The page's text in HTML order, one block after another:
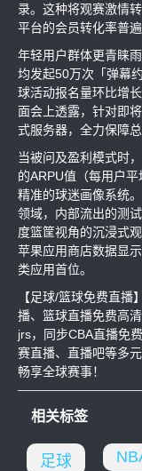
录。这种将观赛激情
平台的会员转化率普
年轻用户群体更青睐
均发起50万次「弹幕
球活动报名量环比增
面会上透露，针对即
式服务器，全力保障
当被问及盈利模式时
的ARPU值（每用户
精准的球迷画像系统
领域，内部流出的测
度篮筐视角的沉浸式
苹果应用商店数据显
类应用首位。
【足球/篮球免费直
播、篮球直播免费高
jrs，同步CBA直播免
赛直播、直播吧等多
畅享全球赛事！
相关标签
足球